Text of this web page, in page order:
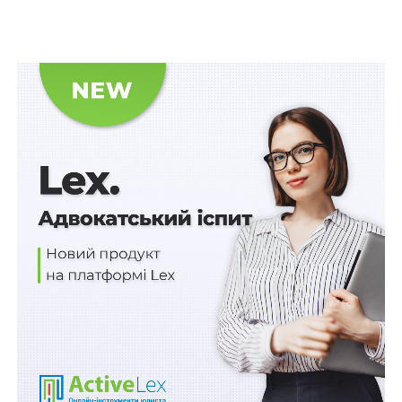
Відповідач зазначав, що позивач систематично
відмовлявся виконувати накази керівництва щодо
несення служби у визначеній зоні оперативного
реагування, а тому правомірно був притягнутий до
дисциплінарної відповідальності у вигляді
звільнення зі служби в поліції.
Рішенням суду першої інстанції позов задоволено.
Суд дійшов висновку про порушення відповідачем
вимог щодо складу дисциплінарної комісії, оскільки
до її складу входили особи, які могли бути
зацікавленими у результатах службового
розслідування. З огляду на цесуд визнав накази про
дисциплінарне стягнення та звільнення
протиправними, поновив позивача на службі та